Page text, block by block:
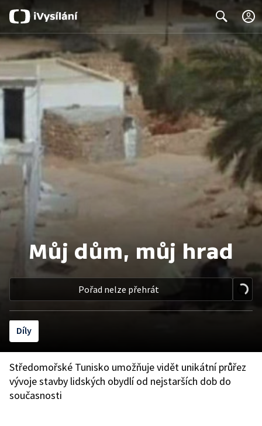
Search
Můj dům, můj hrad
Pořad nelze přehrát
Díly
Středomořské Tunisko umožňuje vidět unikátní průřez
vývoje stavby lidských obydlí od nejstarších dob do
současnosti